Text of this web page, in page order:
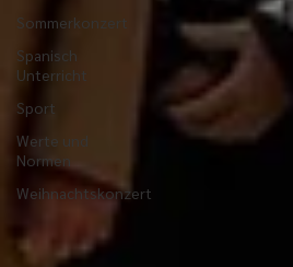
Sommerkonzert
Spanisch
Unterricht
Sport
Werte und
Normen
Weihnachtskonzert